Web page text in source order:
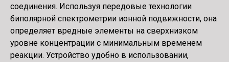
соединения. Используя передовые технологии
биполярной спектрометрии ионной подвижности, она
определяет вредные элементы на сверхнизком
уровне концентрации с минимальным временем
реакции. Устройство удобно в использовании,